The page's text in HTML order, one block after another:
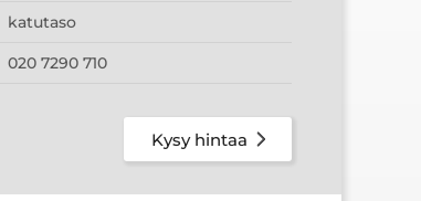
katutaso
020 7290 710
Kysy hintaa